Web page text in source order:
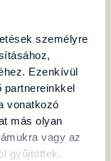
személyre
Ezenkívül
partnereinkkel
vonatkozó
más olyan
vagy az
gyűjtöttek.